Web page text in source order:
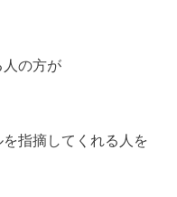
人の方が
指摘してくれる人を